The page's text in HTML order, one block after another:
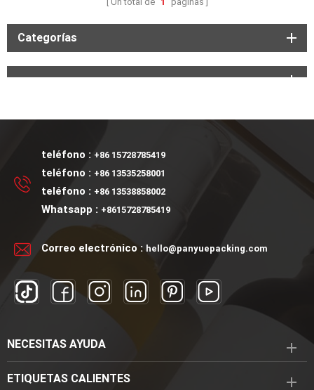
Categorías
teléfono : +86 15728785419
teléfono : +86 13535258001
teléfono : +86 13538858002
Whatsapp : +8615728785419
Correo electrónico : hello@panyuepacking.com
NECESITAS AYUDA
ETIQUETAS CALIENTES